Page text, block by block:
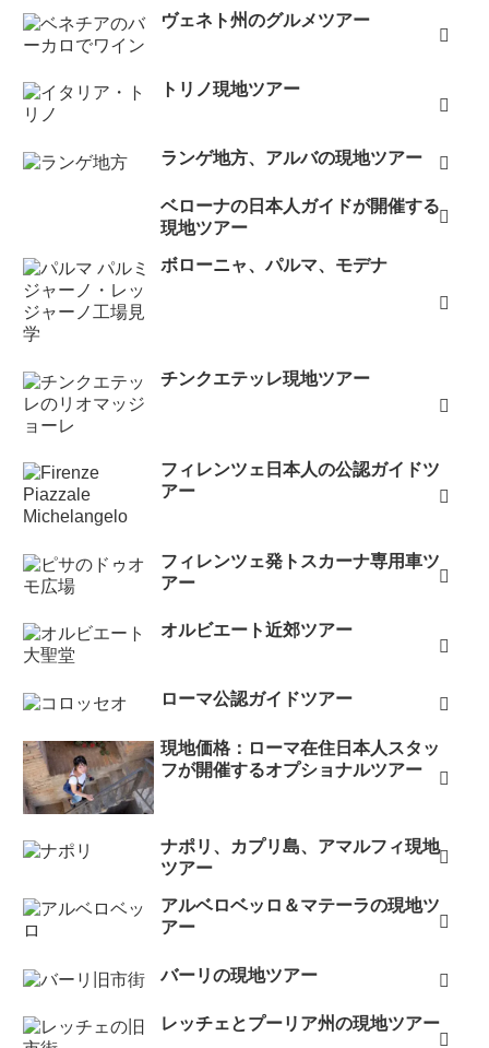
ヴェネト州のグルメツアー
トリノ現地ツアー
ランゲ地方、アルバの現地ツアー
ベローナの日本人ガイドが開催する
現地ツアー
ボローニャ、パルマ、モデナ
チンクエテッレ現地ツアー
フィレンツェ日本人の公認ガイドツ
アー
フィレンツェ発トスカーナ専用車ツ
アー
オルビエート近郊ツアー
ローマ公認ガイドツアー
現地価格：ローマ在住日本人スタッ
フが開催するオプショナルツアー
ナポリ、カプリ島、アマルフィ現地
ツアー
アルベロベッロ＆マテーラの現地ツ
アー
バーリの現地ツアー
レッチェとプーリア州の現地ツアー